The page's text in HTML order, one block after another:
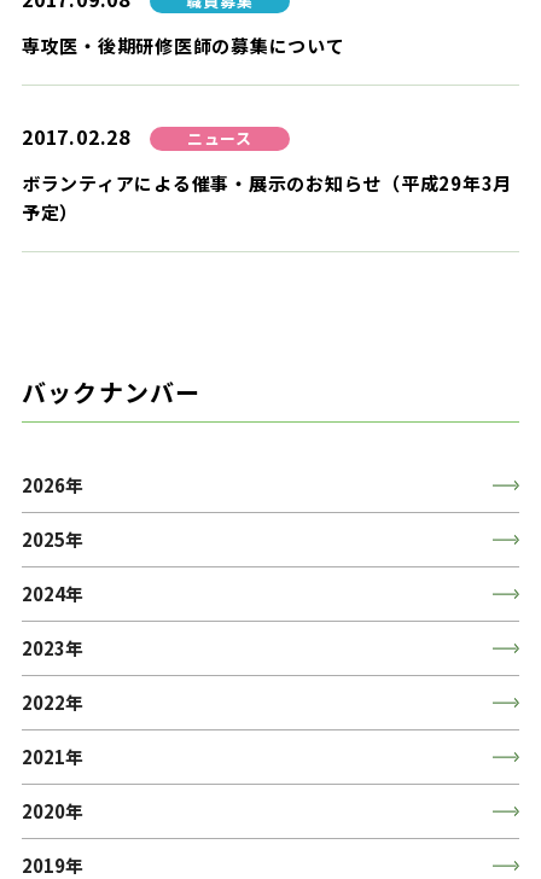
専攻医・後期研修医師の募集について
2017.02.28 ニュース
ボランティアによる催事・展示のお知らせ（平成29年3月
予定）
バックナンバー
2026年
2025年
2024年
2023年
2022年
2021年
2020年
2019年